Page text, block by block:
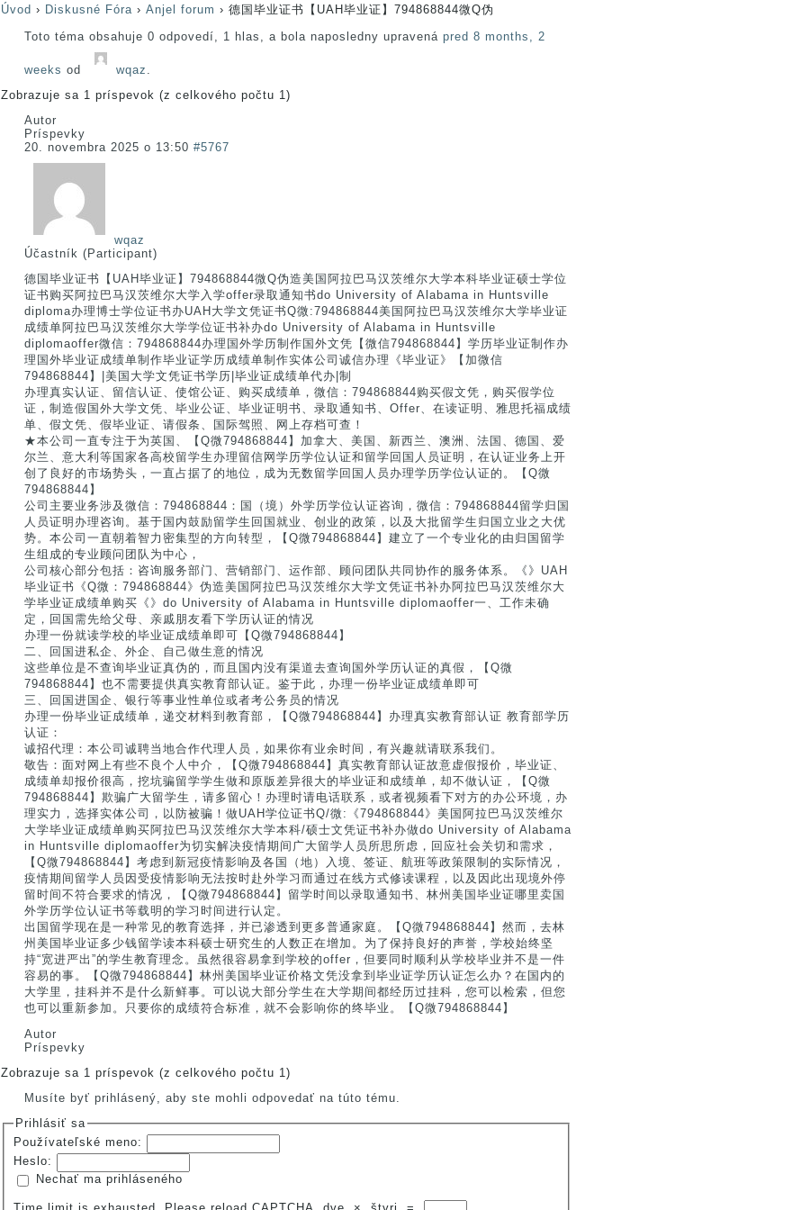
Úvod › Diskusné Fóra › Anjel forum › 德国毕业证书【UAH毕业证】794868844微Q伪
Toto téma obsahuje 0 odpovedí, 1 hlas, a bola naposledny upravená pred 8 months, 2
weeks od wqaz .
Zobrazuje sa 1 príspevok (z celkového počtu 1)
Autor
Príspevky
20. novembra 2025 o 13:50 #5767
wqaz
Účastník (Participant)
德国毕业证书【UAH毕业证】794868844微Q伪造美国阿拉巴马汉茨维尔大学本科毕业证硕士学位
证书购买阿拉巴马汉茨维尔大学入学offer录取通知书do University of Alabama in Huntsville
diploma办理博士学位证书办UAH大学文凭证书Q微:794868844美国阿拉巴马汉茨维尔大学毕业证
成绩单阿拉巴马汉茨维尔大学学位证书补办do University of Alabama in Huntsville
diplomaoffer微信：794868844办理国外学历制作国外文凭【微信794868844】学历毕业证制作办
理国外毕业证成绩单制作毕业证学历成绩单制作实体公司诚信办理《毕业证》【加微信
794868844】|美国大学文凭证书学历|毕业证成绩单代办|制
办理真实认证、留信认证、使馆公证、购买成绩单，微信：794868844购买假文凭，购买假学位
证，制造假国外大学文凭、毕业公证、毕业证明书、录取通知书、Offer、在读证明、雅思托福成绩
单、假文凭、假毕业证、请假条、国际驾照、网上存档可查！
★本公司一直专注于为英国、【Q微794868844】加拿大、美国、新西兰、澳洲、法国、德国、爱
尔兰、意大利等国家各高校留学生办理留信网学历学位认证和留学回国人员证明，在认证业务上开
创了良好的市场势头，一直占据了的地位，成为无数留学回国人员办理学历学位认证的。【Q微
794868844】
公司主要业务涉及微信：794868844：国（境）外学历学位认证咨询，微信：794868844留学归国
人员证明办理咨询。基于国内鼓励留学生回国就业、创业的政策，以及大批留学生归国立业之大优
势。本公司一直朝着智力密集型的方向转型，【Q微794868844】建立了一个专业化的由归国留学
生组成的专业顾问团队为中心，
公司核心部分包括：咨询服务部门、营销部门、运作部、顾问团队共同协作的服务体系。《》UAH
毕业证书《Q微：794868844》伪造美国阿拉巴马汉茨维尔大学文凭证书补办阿拉巴马汉茨维尔大
学毕业证成绩单购买《》do University of Alabama in Huntsville diplomaoffer一、工作未确
定，回国需先给父母、亲戚朋友看下学历认证的情况
办理一份就读学校的毕业证成绩单即可【Q微794868844】
二、回国进私企、外企、自己做生意的情况
这些单位是不查询毕业证真伪的，而且国内没有渠道去查询国外学历认证的真假，【Q微
794868844】也不需要提供真实教育部认证。鉴于此，办理一份毕业证成绩单即可
三、回国进国企、银行等事业性单位或者考公务员的情况
办理一份毕业证成绩单，递交材料到教育部，【Q微794868844】办理真实教育部认证 教育部学历
认证：
诚招代理：本公司诚聘当地合作代理人员，如果你有业余时间，有兴趣就请联系我们。
敬告：面对网上有些不良个人中介，【Q微794868844】真实教育部认证故意虚假报价，毕业证、
成绩单却报价很高，挖坑骗留学学生做和原版差异很大的毕业证和成绩单，却不做认证，【Q微
794868844】欺骗广大留学生，请多留心！办理时请电话联系，或者视频看下对方的办公环境，办
理实力，选择实体公司，以防被骗！做UAH学位证书Q/微:《794868844》美国阿拉巴马汉茨维尔
大学毕业证成绩单购买阿拉巴马汉茨维尔大学本科/硕士文凭证书补办做do University of Alabama
in Huntsville diplomaoffer为切实解决疫情期间广大留学人员所思所虑，回应社会关切和需求，
【Q微794868844】考虑到新冠疫情影响及各国（地）入境、签证、航班等政策限制的实际情况，
疫情期间留学人员因受疫情影响无法按时赴外学习而通过在线方式修读课程，以及因此出现境外停
留时间不符合要求的情况，【Q微794868844】留学时间以录取通知书、林州美国毕业证哪里卖国
外学历学位认证书等载明的学习时间进行认定。
出国留学现在是一种常见的教育选择，并已渗透到更多普通家庭。【Q微794868844】然而，去林
州美国毕业证多少钱留学读本科硕士研究生的人数正在增加。为了保持良好的声誉，学校始终坚
持“宽进严出”的学生教育理念。虽然很容易拿到学校的offer，但要同时顺利从学校毕业并不是一件
容易的事。【Q微794868844】林州美国毕业证价格文凭没拿到毕业证学历认证怎么办？在国内的
大学里，挂科并不是什么新鲜事。可以说大部分学生在大学期间都经历过挂科，您可以检索，但您
也可以重新参加。只要你的成绩符合标准，就不会影响你的终毕业。【Q微794868844】
Autor
Príspevky
Zobrazuje sa 1 príspevok (z celkového počtu 1)
Musíte byť prihlásený, aby ste mohli odpovedať na túto tému.
Prihlásiť sa
Používateľské meno:
Heslo:
Nechať ma prihláseného